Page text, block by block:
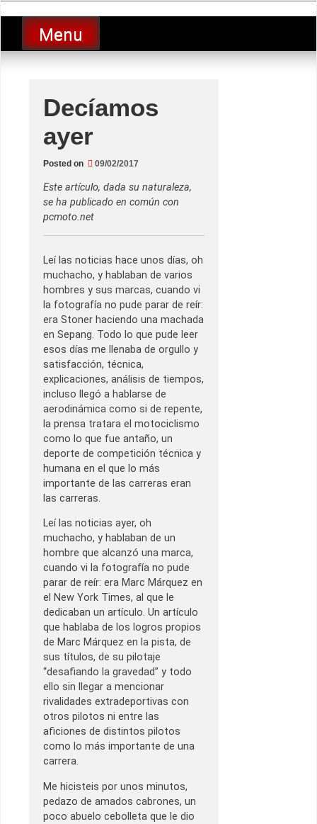
to
contentLucio Lopez GP
luciolopezgp
Menu
Decíamos
ayer
Posted on 09/02/2017
Este artículo, dada su naturaleza,
se ha publicado en común con
pcmoto.net
Leí las noticias hace unos días, oh
muchacho, y hablaban de varios
hombres y sus marcas, cuando vi
la fotografía no pude parar de reír:
era Stoner haciendo una machada
en Sepang. Todo lo que pude leer
esos días me llenaba de orgullo y
satisfacción, técnica,
explicaciones, análisis de tiempos,
incluso llegó a hablarse de
aerodinámica como si de repente,
la prensa tratara el motociclismo
como lo que fue antaño, un
deporte de competición técnica y
humana en el que lo más
importante de las carreras eran
las carreras.
Leí las noticias ayer, oh
muchacho, y hablaban de un
hombre que alcanzó una marca,
cuando vi la fotografía no pude
parar de reír: era Marc Márquez en
el New York Times, al que le
dedicaban un artículo. Un artículo
que hablaba de los logros propios
de Marc Márquez en la pista, de
sus títulos, de su pilotaje
“desafiando la gravedad” y todo
ello sin llegar a mencionar
rivalidades extradeportivas con
otros pilotos ni entre las
aficiones de distintos pilotos
como lo más importante de una
carrera.
Me hicisteis por unos minutos,
pedazo de amados cabrones, un
poco abuelo cebolleta que le dio